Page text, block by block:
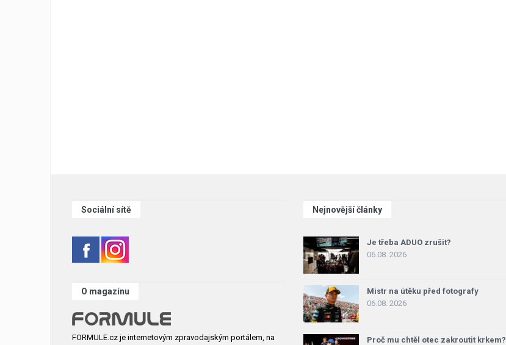
Sociální sítě
O magazínu
FORMULE.cz je internetovým zpravodajským portálem, na
Nejnovější články
Je třeba ADUO zrušit?
06.08. 2026
Mistr na útěku před fotografy
06.08. 2026
Proč mu chtěl otec zakroutit krkem?